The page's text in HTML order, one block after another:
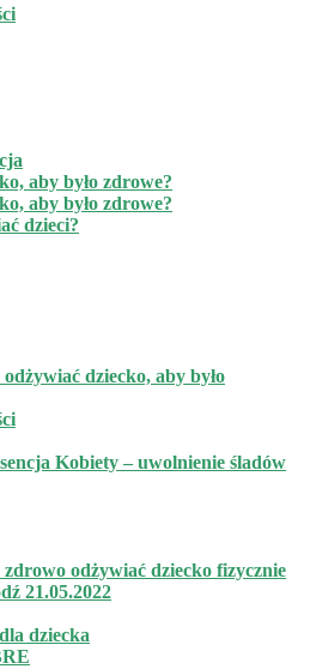
aby było zdrowe?
aby było zdrowe?
dzieci?
dziecko, aby było
Kobiety – uwolnienie śladów
odżywiać dziecko fizycznie
21.05.2022
dziecka